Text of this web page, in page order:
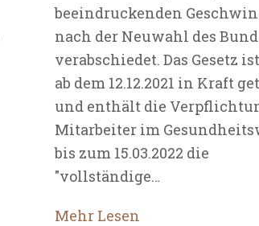
beeindruckenden
nach der Neuwahl des
verabschiedet. Das Gesetz
ab dem 12.12.2021 in Kraft
und enthält die
Mitarbeiter im
bis zum 15.03.2022 die
"vollständige…
Mehr Lesen